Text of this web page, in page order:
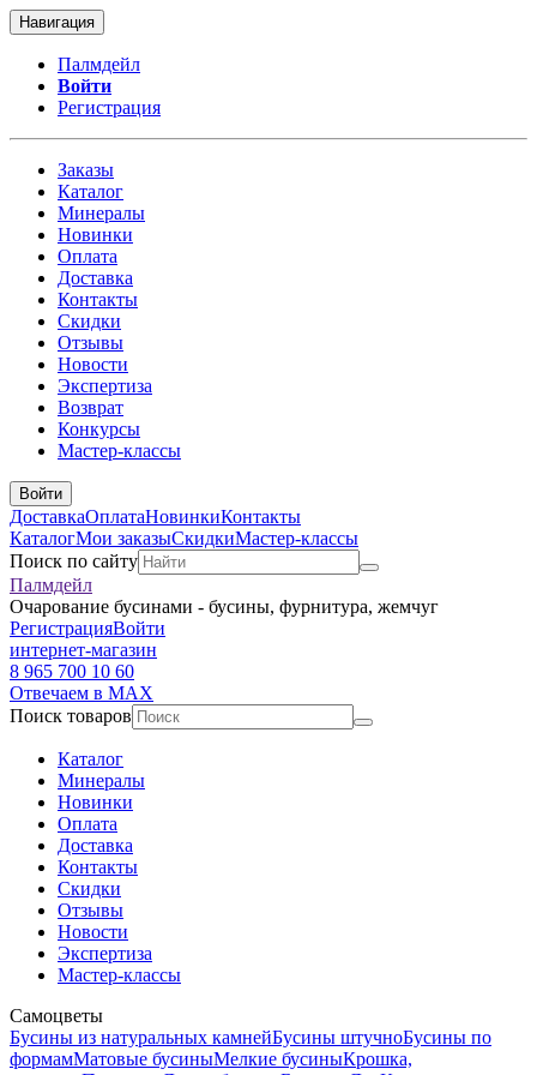
Навигация
Палмдейл
Войти
Регистрация
Заказы
Каталог
Минералы
Новинки
Оплата
Доставка
Контакты
Скидки
Отзывы
Новости
Экспертиза
Возврат
Конкурсы
Мастер-классы
Войти
ДоставкаОплатаНовинкиКонтакты
КаталогМои заказыСкидкиМастер-классы
Поиск по сайту
Палмдейл
Очарование бусинами - бусины, фурнитура, жемчуг
РегистрацияВойти
интернет-магазин
8 965 700 10 60
Отвечаем в MAX
Поиск товаров
Каталог
Минералы
Новинки
Оплата
Доставка
Контакты
Скидки
Отзывы
Новости
Экспертиза
Мастер-классы
Самоцветы
Бусины из натуральных камнейБусины штучноБусины по
формамМатовые бусиныМелкие бусиныКрошка,